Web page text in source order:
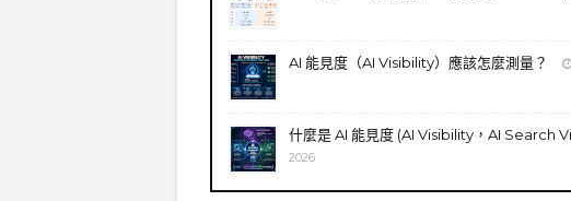
AI 能見度（AI Visibility）應該怎麼測量？
什麼是 AI 能見度 (AI Visibility，AI Search
2026